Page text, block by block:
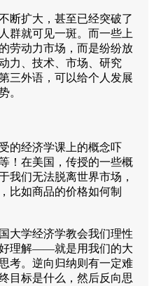
扩大，甚至已经突破了
群就可见一斑。而一些上
劳动力市场，而是纷纷放
力、技术、市场、研究
三外语，可以给个人发展
。
经济学课上的概念吓
！在美国，传授的一些概
我们无法脱离世界市场，
比如商品的价格如何制
学经济学教会我们理性
理解——就是用我们的大
考。逆向归纳则有一定难
目标是什么，然后反向思